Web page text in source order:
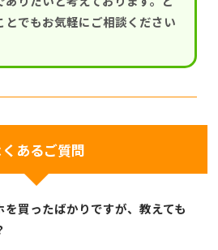
とでもお気軽にご相談ください
くあるご質問
を買ったばかりですが、教えても